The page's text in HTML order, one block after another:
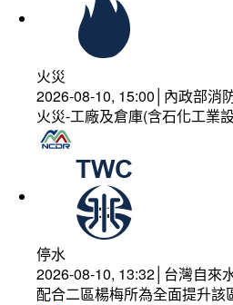
火災
2026-08-10, 15:00│內政部消
火災-工廠及倉庫(含石化工業
停水
2026-08-10, 13:32│台灣自來
配合二區楊梅所為全面提升